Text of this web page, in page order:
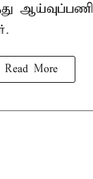
ஆய்வுப்பணி
Read More